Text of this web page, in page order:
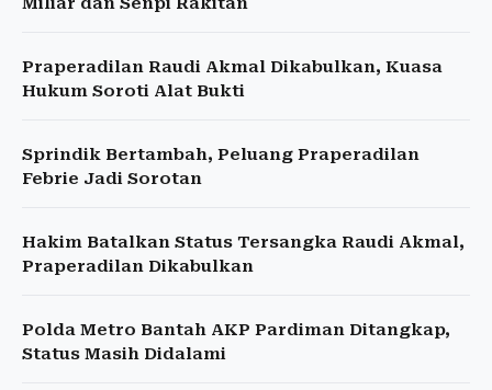
Praperadilan Raudi Akmal Dikabulkan, Kuasa
Hukum Soroti Alat Bukti
Sprindik Bertambah, Peluang Praperadilan
Febrie Jadi Sorotan
Hakim Batalkan Status Tersangka Raudi Akmal,
Praperadilan Dikabulkan
Polda Metro Bantah AKP Pardiman Ditangkap,
Status Masih Didalami